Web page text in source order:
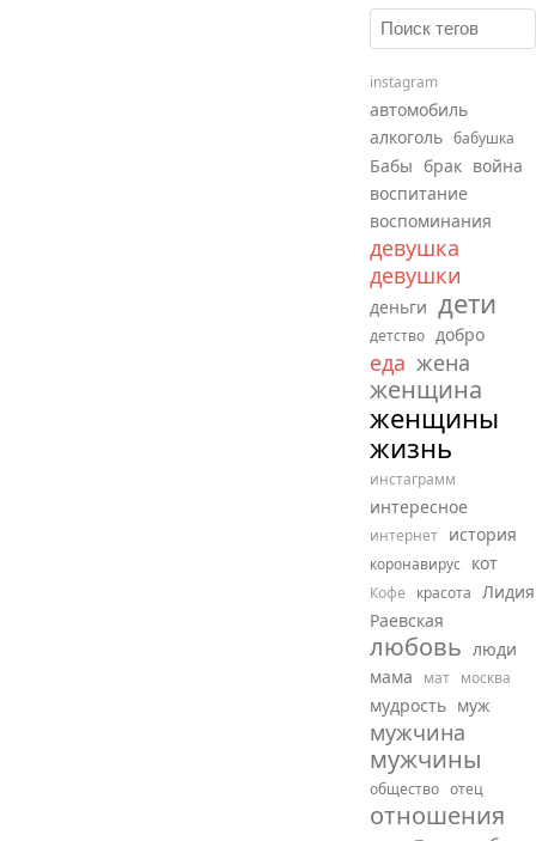
instagram
автомобиль
алкоголь бабушка
Бабы брак война
воспитание
воспоминания
девушка
девушки
деньги дети
детство добро
еда жена
женщина
женщины
жизнь
инстаграмм
интересное
интернет история
коронавирус кот
Кофе красота Лидия
Раевская
любовь люди
мама
мат москва
мудрость муж
мужчина
мужчины
общество отец
отношения